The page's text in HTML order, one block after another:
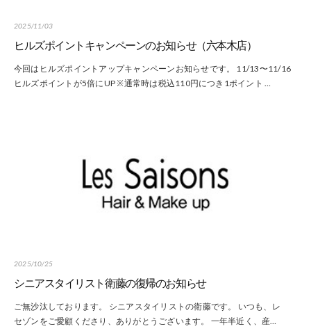
2025/11/03
ヒルズポイントキャンペーンのお知らせ（六本木店）
今回はヒルズポイントアップキャンペーンお知らせです。 11/13〜11/16
ヒルズポイントが5倍にUP ※通常時は税込110円につき1ポイント …
2025/10/25
シニアスタイリスト衛藤の復帰のお知らせ
ご無沙汰しております。 シニアスタイリストの衛藤です。 いつも、レ
セゾンをご愛顧くださり、ありがとうございます。 一年半近く、産…